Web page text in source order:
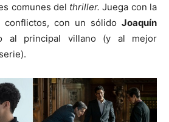
comunes del thriller. Juega con la
conflictos, con un sólido Joaquín
al principal villano (y al mejor